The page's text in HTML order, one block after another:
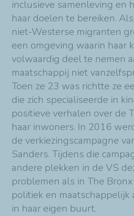
inclusieve samenleving en
haar doelen te bereiken.
niet-Westerse migranten
een omgeving waarin haar
volwaardig deel te nemen
maatschappij niet
Toen ze 23 was richtte ze
die zich specialiseerde in
positieve verhalen over de
haar inwoners. In 2016
de verkiezingscampagne
Sanders. Tijdens die
andere plekken in de VS
problemen als in The
politiek en maatschappelijk
in haar eigen buurt.